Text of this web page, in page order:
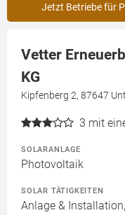
Jetzt Betriebe für
Vetter
KG
Kipfenberg 2, 87647
3 mit
SOLARANLAGE
Photovoltaik
SOLAR TÄTIGKEITEN
Anlage &